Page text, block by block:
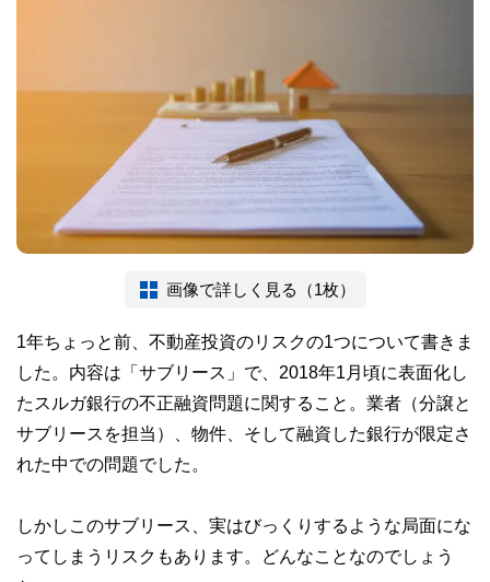
画像で詳しく見る（1枚）
1年ちょっと前、不動産投資のリスクの1つについて書きま
した。内容は「サブリース」で、2018年1月頃に表面化し
たスルガ銀行の不正融資問題に関すること。業者（分譲と
サブリースを担当）、物件、そして融資した銀行が限定さ
れた中での問題でした。
しかしこのサブリース、実はびっくりするような局面にな
ってしまうリスクもあります。どんなことなのでしょう